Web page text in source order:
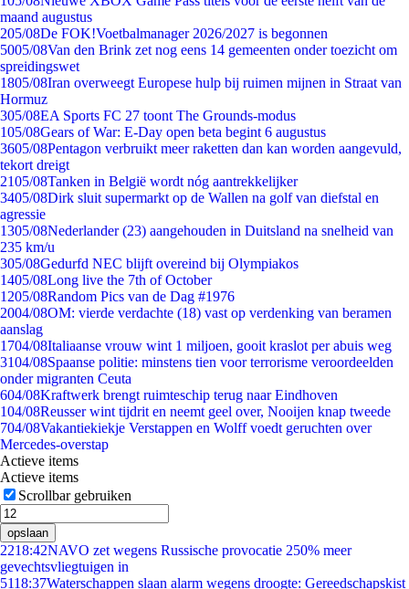
maand augustus
205/08De FOK!Voetbalmanager 2026/2027 is begonnen
5005/08Van den Brink zet nog eens 14 gemeenten onder toezicht om
spreidingswet
1805/08Iran overweegt Europese hulp bij ruimen mijnen in Straat van
Hormuz
305/08EA Sports FC 27 toont The Grounds-modus
105/08Gears of War: E-Day open beta begint 6 augustus
3605/08Pentagon verbruikt meer raketten dan kan worden aangevuld,
tekort dreigt
2105/08Tanken in België wordt nóg aantrekkelijker
3405/08Dirk sluit supermarkt op de Wallen na golf van diefstal en
agressie
1305/08Nederlander (23) aangehouden in Duitsland na snelheid van
235 km/u
305/08Gedurfd NEC blijft overeind bij Olympiakos
1405/08Long live the 7th of October
1205/08Random Pics van de Dag #1976
2004/08OM: vierde verdachte (18) vast op verdenking van beramen
aanslag
1704/08Italiaanse vrouw wint 1 miljoen, gooit kraslot per abuis weg
3104/08Spaanse politie: minstens tien voor terrorisme veroordeelden
onder migranten Ceuta
604/08Kraftwerk brengt ruimteschip terug naar Eindhoven
104/08Reusser wint tijdrit en neemt geel over, Nooijen knap tweede
704/08Vakantiekiekje Verstappen en Wolff voedt geruchten over
Mercedes-overstap
Actieve items
Actieve items
Scrollbar gebruiken
opslaan
2218:42NAVO zet wegens Russische provocatie 250% meer
gevechtsvliegtuigen in
5118:37Waterschappen slaan alarm wegens droogte: Gereedschapskist